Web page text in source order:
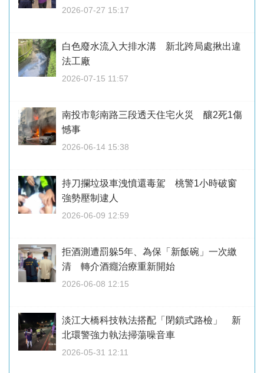
2026-07-27 15:17
白色廢水流入大排水溝 新北跨局處揪出違
法工廠
2026-07-15 11:57
南投市彰南路三段透天住宅火災 釀2死1傷
憾事
2026-06-14 15:38
持刀攔垃圾車洩憤還毒駕 桃警1小時破窗
強勢壓制逮人
2026-06-09 12:59
拒酒測遭罰躲5年、為保「新飯碗」一次繳
清 轉介酒癮治療重新開始
2026-06-08 12:15
淡江大橋科技執法搭配「閉鎖式路檢」 新
北環警強力執法掃蕩噪音車
2026-05-31 12:11